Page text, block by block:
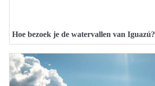
Hoe bezoek je de watervallen van Iguazú?